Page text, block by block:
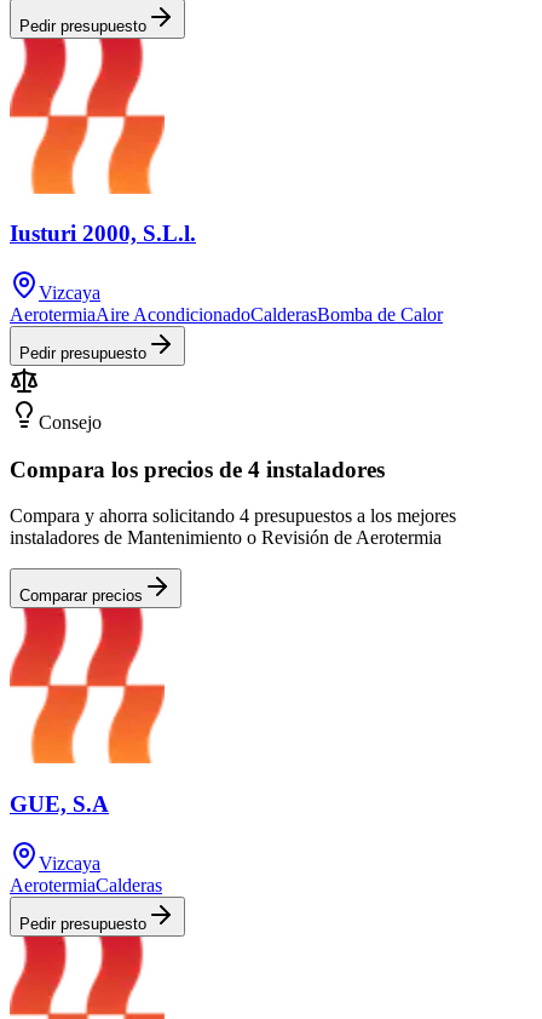
Pedir presupuesto
Iusturi 2000, S.L.l.
Vizcaya
AerotermiaAire AcondicionadoCalderasBomba de Calor
Pedir presupuesto
Consejo
Compara los precios de 4 instaladores
Compara y ahorra solicitando 4 presupuestos a los mejores
instaladores de Mantenimiento o Revisión de Aerotermia
Comparar precios
GUE, S.A
Vizcaya
AerotermiaCalderas
Pedir presupuesto